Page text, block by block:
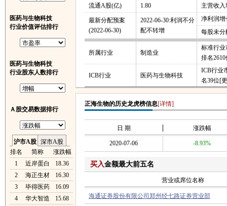
医药与生物科技
行业价值评估排行
医药与生物科技
行业股东人数排行
Ａ股交易数据排行
沪市A股 深市A股
排名
简称
涨跌幅
1
近岸蛋白
18.36
2
海正生材
16.30
3
毕得医药
16.09
4
华大智造
15.68
流通A股(亿)
1.80 主营收入
最新分配预案
(2022-06-30)
2022-06-30:利润不分
配不转增
净利润增
每股未分
所属行业 制造业
标准行业
排名2610
ICB行业 医药与生物科技
ICB行业
名39位[
正海生物的历史龙虎榜信息[详情]
日 期 涨跌幅
2020-07-06 -8.93%
买入金额最大前五名
营业或席位名称
海通证券股份有限公司郑州经七路证券营业部